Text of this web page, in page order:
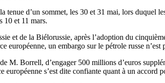
d’un sommet, les 30 et 31 mai, lors duquel
10 et 11 mars.
et de la Biélorussie, après l’adoption du
européenne, un embargo sur le pétrole russe n’est
M. Borrell, d’engager 500 millions d’euros
s’est dite confiante quant à un accord